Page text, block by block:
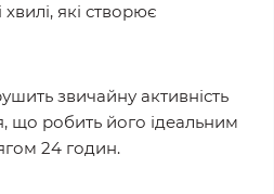
які створює
звичайну активність
що робить його ідеальним
24 годин.